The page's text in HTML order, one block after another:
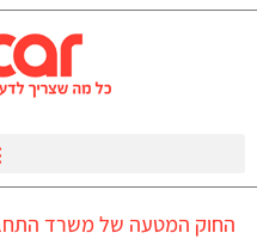
החוק המטעה של משרד